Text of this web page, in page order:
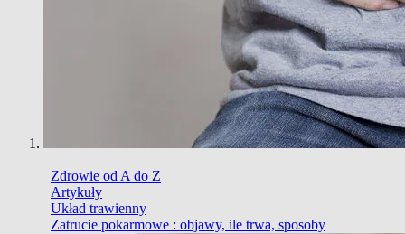
Zdrowie od A do Z
Artykuły
Układ trawienny
Zatrucie pokarmowe : objawy, ile trwa, sposoby